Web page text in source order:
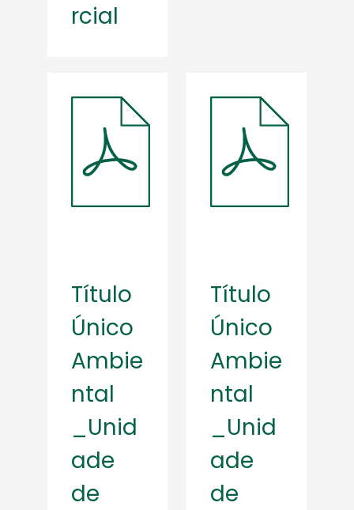
rcial
Título
Único
Ambie
ntal
_Unid
ade
de
Título
Único
Ambie
ntal
_Unid
ade
de